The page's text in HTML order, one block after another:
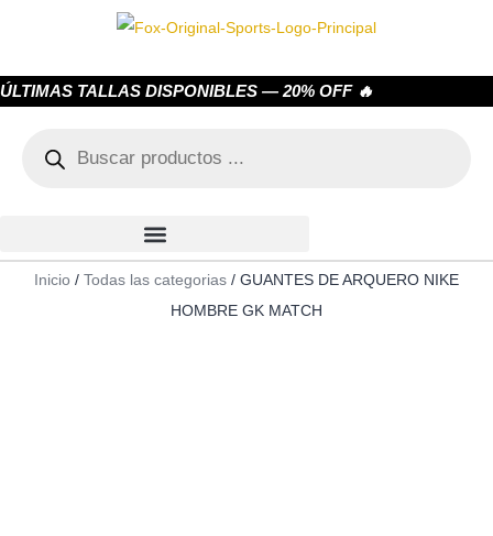
ÚLTIMAS TALLAS DISPONIBLES — 20% OFF 🔥
Inicio / Todas las categorias / GUANTES DE ARQUERO NIKE
HOMBRE GK MATCH